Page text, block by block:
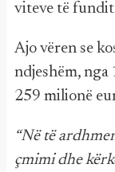
viteve të
Ajo vëren se
ndjeshëm,
259 milionë
“Në të
çmimi dhe